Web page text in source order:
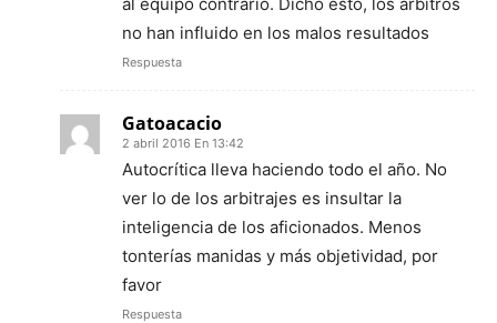
no han influido en los malos resultados
Respuesta
Gatoacacio
2 abril 2016 En 13:42
Autocrítica lleva haciendo todo el año. No
ver lo de los arbitrajes es insultar la
inteligencia de los aficionados. Menos
tonterías manidas y más objetividad, por
favor
Respuesta